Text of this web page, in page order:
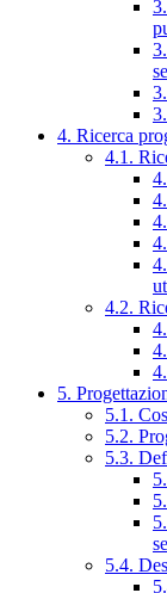
4. Ricerca
4.1.
4.2.
5.
5.1.
5.2.
5.3.
5.4.